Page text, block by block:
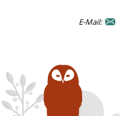
E-Mail: